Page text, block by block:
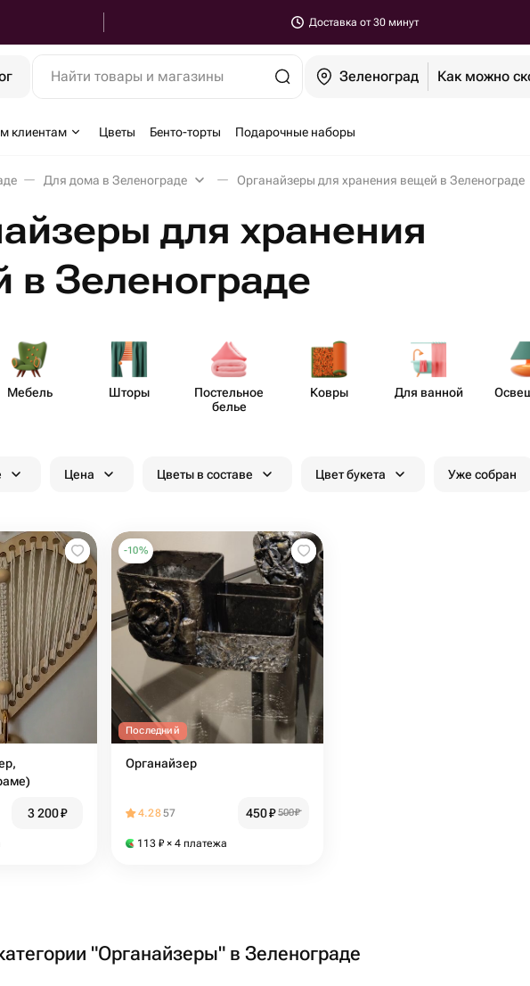
Доставка от 30 минут
Найти товары и магазины Зеленоград Как можно
клиентам Цветы Бенто-торты Подарочные наборы
Для дома в Зеленограде Органайзеры для хранения вещей в Зеленограде
для хранения
в Зеленограде
Мебель Шторы
Пост​ельное
белье
Ковры Для ванной
Цена Цветы в составе Цвет букета Уже собран
3 200₽
-10%
Последний
Органайзер
4.2857 450₽ 500₽
113 ₽ × 4 платежа
"Органайзеры" в Зеленограде